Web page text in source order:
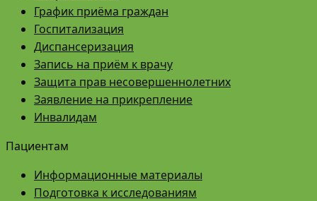
График приёма граждан
Госпитализация
Диспансеризация
Запись на приём к врачу
Защита прав несовершеннолетних
Заявление на прикрепление
Инвалидам
Пациентам
Информационные материалы
Подготовка к исследованиям